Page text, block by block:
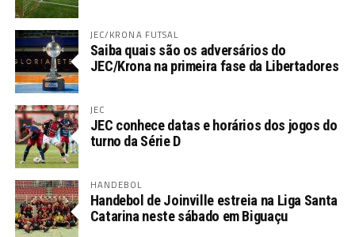
JEC/KRONA FUTSAL
Saiba quais são os adversários do
JEC/Krona na primeira fase da Libertadores
JEC
JEC conhece datas e horários dos jogos do
turno da Série D
HANDEBOL
Handebol de Joinville estreia na Liga Santa
Catarina neste sábado em Biguaçu